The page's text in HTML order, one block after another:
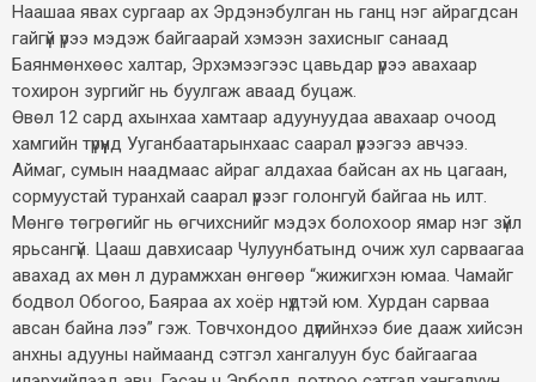
Наашаа явах сургаар ах Эрдэнэбулган нь ганц нэг айрагдсан
гайгүй үрээ мэдэж байгаарай хэмээн захисныг санаад
Баянмөнхөөс халтар, Эрхэмээгээс цавьдар үрээ авахаар
тохирон зургийг нь буулгаж аваад буцаж.
Өвөл 12 сард ахынхаа хамтаар адуунуудаа авахаар очоод
хамгийн түрүүнд Ууганбаатарынхаас саарал үрээгээ авчээ.
Аймаг, сумын наадмаас айраг алдахаа байсан ах нь цагаан,
сормуустай туранхай саарал үрээг голонгуй байгаа нь илт.
Мөнгө төгрөгийг нь өгчихснийг мэдэх болохоор ямар нэг зүйл
ярьсангүй. Цааш давхисаар Чулуунбатынд очиж хул сарваагаа
авахад ах мөн л дурамжхан өнгөөр “жижигхэн юмаа. Чамайг
бодвол Обогоо, Баяраа ах хоёр нүдтэй юм. Хурдан сарваа
авсан байна лээ” гэж. Товчхондоо дүүгийнхээ бие дааж хийсэн
анхны адууны наймаанд сэтгэл хангалуун бус байгаагаа